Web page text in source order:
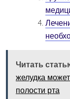
Читать
желудка
полости рта